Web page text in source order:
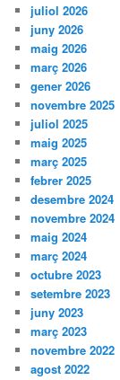
juliol 2026
juny 2026
maig 2026
març 2026
gener 2026
novembre 2025
juliol 2025
maig 2025
març 2025
febrer 2025
desembre 2024
novembre 2024
maig 2024
març 2024
octubre 2023
setembre 2023
juny 2023
març 2023
novembre 2022
agost 2022